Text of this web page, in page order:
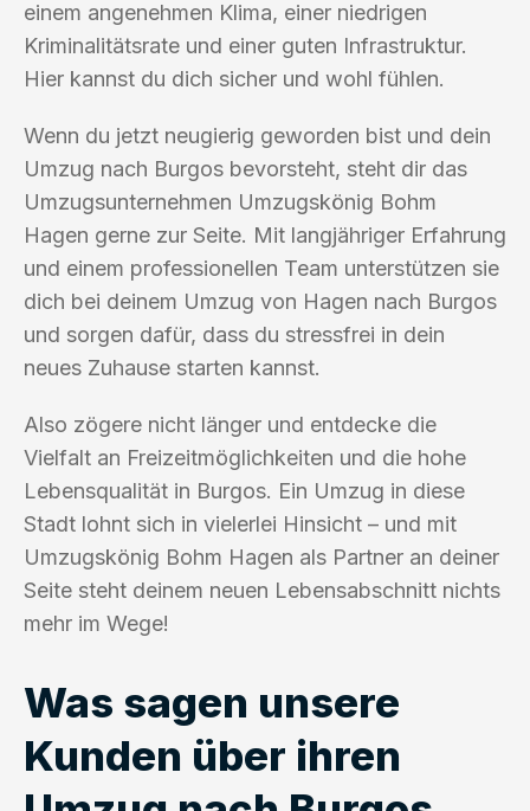
einem angenehmen Klima, einer niedrigen
Kriminalitätsrate und einer guten Infrastruktur.
Hier kannst du dich sicher und wohl fühlen.
Wenn du jetzt neugierig geworden bist und dein
Umzug nach Burgos bevorsteht, steht dir das
Umzugsunternehmen Umzugskönig Bohm
Hagen gerne zur Seite. Mit langjähriger Erfahrung
und einem professionellen Team unterstützen sie
dich bei deinem Umzug von Hagen nach Burgos
und sorgen dafür, dass du stressfrei in dein
neues Zuhause starten kannst.
Also zögere nicht länger und entdecke die
Vielfalt an Freizeitmöglichkeiten und die hohe
Lebensqualität in Burgos. Ein Umzug in diese
Stadt lohnt sich in vielerlei Hinsicht – und mit
Umzugskönig Bohm Hagen als Partner an deiner
Seite steht deinem neuen Lebensabschnitt nichts
mehr im Wege!
Was sagen unsere
Kunden über ihren